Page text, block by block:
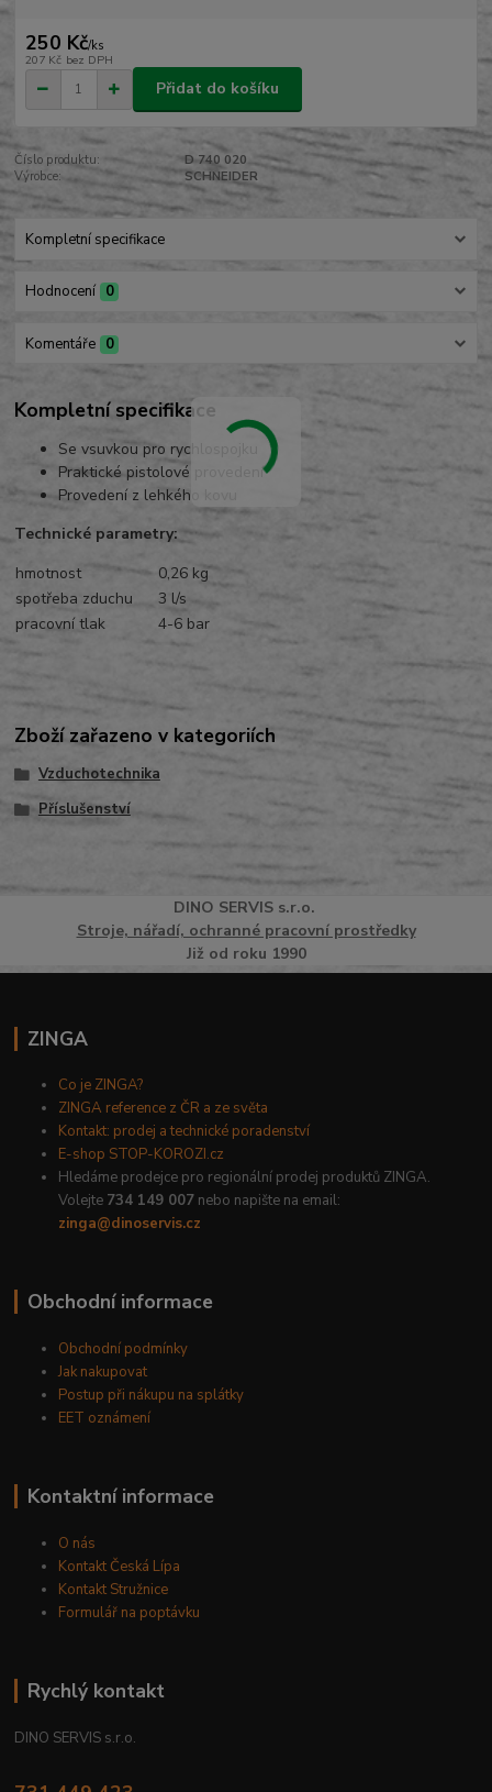
250 Kč/ks
207 Kč bez DPH
Přidat do košíku
Číslo produktu:
D 740 020
Výrobce:
SCHNEIDER
Kompletní specifikace
Hodnocení 0
Komentáře 0
Kompletní specifikace
Se vsuvkou pro rychlospojku
Praktické pistolové provedení
Provedení z lehkého kovu
Technické parametry:
hmotnost 0,26 kg
spotřeba zduchu
3 l/s
pracovní tlak
4-6 bar
Zboží zařazeno v kategoriích
Vzduchotechnika
Příslušenství
DINO SERVISs.r.o.
Stroje, nářadí, ochranné pracovní prostředky
Již od roku 1990
ZINGA
Co je ZINGA?
ZINGA reference z ČR a ze světa
Kontakt: prodej a technické poradenství
E-shop STOP-KOROZI.cz
Hledáme prodejce pro regionální prodej produktů ZINGA.
Volejte 734 149 007 nebo napište na email:
zinga@dinoservis.cz
Obchodní informace
Obchodní podmínky
Jak nakupovat
Postup při nákupu na splátky
EET oznámení
Kontaktní informace
O nás
Kontakt Česká Lípa
Kontakt Stružnice
Formulář na poptávku
Rychlý kontakt
DINO SERVIS s.r.o.